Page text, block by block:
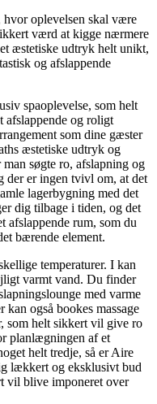
hvor oplevelsen skal være
værd at kigge nærmere
æstetiske udtryk helt unikt,
og afslappende
spaoplevelse, som helt
afslappende og roligt
som dine gæster
æstetiske udtryk og
søgte ro, afslapning og
der er ingen tvivl om, at det
lagerbygning med det
dig tilbage i tiden, og det
afslappende rum, som du
bærende element.
temperaturer. I kan
varmt vand. Du finder
med varme
også bookes massage
som helt sikkert vil give ro
planlægningen af et
helt tredje, så er Aire
lækkert og eksklusivt bud
vil blive imponeret over